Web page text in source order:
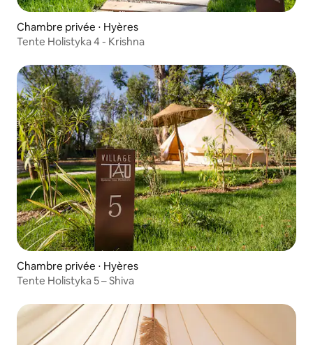
Chambre privée ⋅ Hyères
Tente Holistyka 4 - Krishna
Chambre privée ⋅ Hyères
Tente Holistyka 5 – Shiva